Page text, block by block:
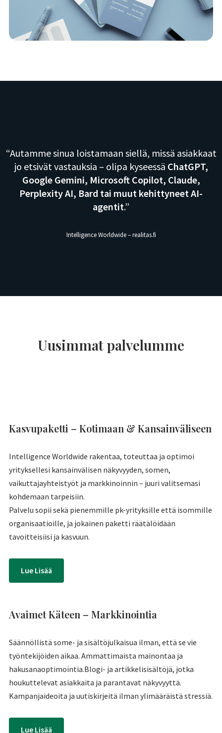
“Autamme sinua loistamaan siellä, missä asiakkaat
jo etsivät vastauksia – olipa kyseessä ChatGPT,
Google Gemini, Microsoft Copilot, Claude,
Perplexity AI, Bard tai muut kehittyneet AI-
agentit.”
Intelligence Worldwide – realitas.fi
Uusimmat palvelumme
Kasvupaketti – Kotimaan & Kansainväliseen
Intelligence Worldwide rakentaa, toteuttaa ja optimoi
yrityksellesi kansainvälisen näkyvyyden, somen,
vaikuttajayhteistyöt ja markkinoinnin – juuri valitsemasi
kohdemaan tarpeisiin.
Palvelu sopii sekä pienemmille pk-yrityksille että isommille
organisaatioille, ja jokainen paketti räätälöidään
tavoitteisiisi ja kasvuun.
Lue Lisää
Avaimet Käteen – Markkinointia
Säännöllistä some- ja sisältöjulkaisua ilman, että se vie
työntekijöiden aikaa. Ammattimaista mainontaa ja
hakusanaoptimointia.Blogi- ja artikkelisisältöjä, jotka
houkuttelevat asiakkaita ja parantavat näkyvyyttä.
Kampanjaideoita ja uutiskirjeitä ilman ylimääräistä stressiä.
Lue Lisää